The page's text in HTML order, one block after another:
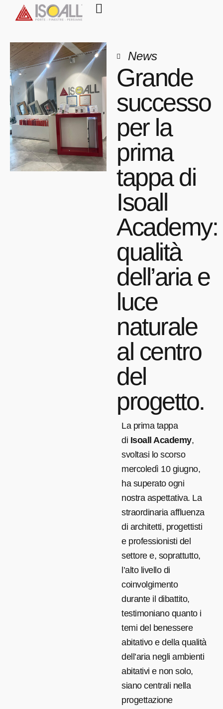
News
Grande
successo
per la
prima
tappa di
Isoall
Academy:
qualità
dell’aria e
luce
naturale
al centro
del
progetto.
La prima tappa
di Isoall Academy,
svoltasi lo scorso
mercoledì 10 giugno,
ha superato ogni
nostra aspettativa. La
straordinaria affluenza
di architetti, progettisti
e professionisti del
settore e, soprattutto,
l’alto livello di
coinvolgimento
durante il dibattito,
testimoniano quanto i
temi del benessere
abitativo e della qualità
dell’aria negli ambienti
abitativi e non solo,
siano centrali nella
progettazione